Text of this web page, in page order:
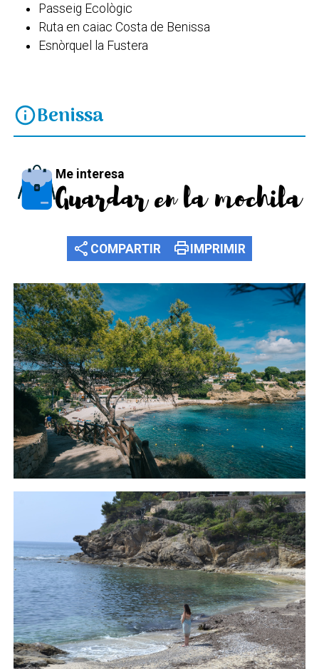
Passeig Ecològic
Ruta en caiac Costa de Benissa
Esnòrquel la Fustera
infoBenissa
Me interesa
Guardar en la mochila
share COMPARTIR printIMPRIMIR